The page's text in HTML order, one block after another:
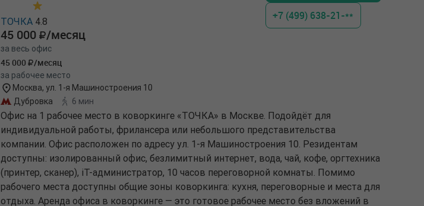
ТОЧКА 4.8
45 000 /месяц
за весь офис
45 000 /месяц
за рабочее место
Москва, ул. 1-я Машиностроения 10
Дубровка
6 мин
Офис на 1 рабочее место в коворкинге «ТОЧКА» в Москве. Подойдёт для
индивидуальной работы, фрилансера или небольшого представительства
компании. Офис расположен по адресу ул. 1-я Машиностроения 10. Резидентам
доступны: изолированный офис, безлимитный интернет, вода, чай, кофе, оргтехника
(принтер, сканер), iT-администратор, 10 часов переговорной комнаты. Помимо
рабочего места доступны общие зоны коворкинга: кухня, переговорные и места для
отдыха. Аренда офиса в коворкинге — это готовое рабочее место без вложений в
+7 (499) 638-21-**